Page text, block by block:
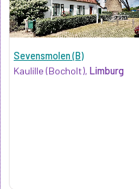
Sevensmolen (B)
Kaulille (Bocholt), Limburg